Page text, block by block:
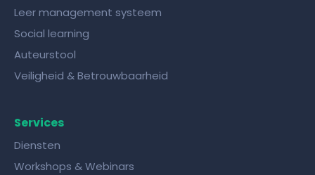
Leer management systeem
Social learning
Auteurstool
Veiligheid & Betrouwbaarheid
Services
Diensten
Workshops & Webinars